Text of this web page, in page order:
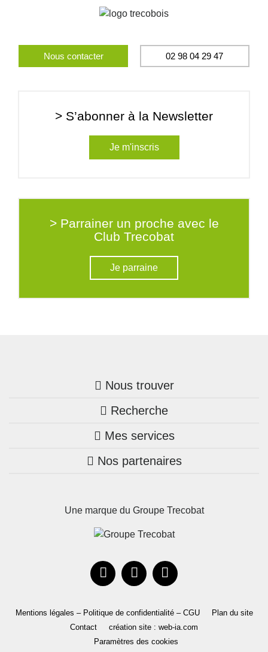
Nous contacter 02 98 04 29 47
> S’abonner à la Newsletter
Je m'inscris
> Parrainer un proche avec le
Club Trecobat
Je parraine
Nous trouver
Trouver une agence
Bretagne
Pays de la Loire
Occitanie
Recherche
Nos annonces
Maison + terrain
Mes services
Mon compte Trecobois
Parrainez un proche!
Nos partenaires
Une marque du Groupe Trecobat
Mentions légales – Politique de confidentialité – CGU
Plan du site
Contact
création site : web-ia.com
Paramètres des cookies